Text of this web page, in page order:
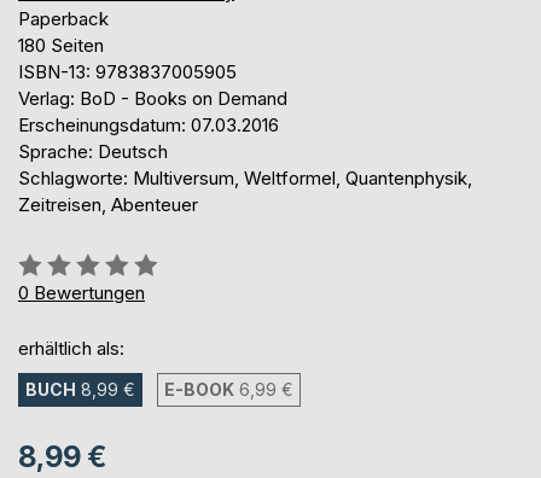
Paperback
180 Seiten
ISBN-13: 9783837005905
Verlag: BoD - Books on Demand
Erscheinungsdatum: 07.03.2016
Sprache: Deutsch
Schlagworte: Multiversum, Weltformel, Quantenphysik,
Zeitreisen, Abenteuer
Bewertung::
0%
0 Bewertungen
erhältlich als:
BUCH 8,99 € E-BOOK 6,99 €
8,99 €